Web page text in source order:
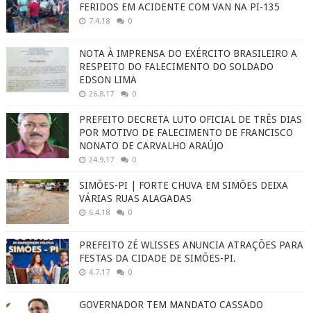
FERIDOS EM ACIDENTE COM VAN NA PI-135
7.4.18 0
NOTA À IMPRENSA DO EXÉRCITO BRASILEIRO A
RESPEITO DO FALECIMENTO DO SOLDADO
EDSON LIMA
26.8.17 0
PREFEITO DECRETA LUTO OFICIAL DE TRÊS DIAS
POR MOTIVO DE FALECIMENTO DE FRANCISCO
NONATO DE CARVALHO ARAÚJO
24.9.17 0
SIMÕES-PI | FORTE CHUVA EM SIMÕES DEIXA
VÁRIAS RUAS ALAGADAS
6.4.18 0
PREFEITO ZÉ WLISSES ANUNCIA ATRAÇÕES PARA
FESTAS DA CIDADE DE SIMÕES-PI.
4.7.17 0
GOVERNADOR TEM MANDATO CASSADO